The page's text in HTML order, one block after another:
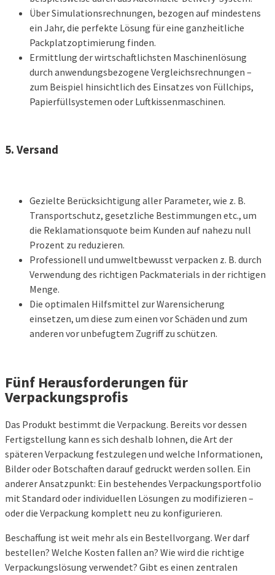
Über Simulationsrechnungen, bezogen auf mindestens
ein Jahr, die perfekte Lösung für eine ganzheitliche
Packplatzoptimierung finden.
Ermittlung der wirtschaftlichsten Maschinenlösung
durch anwendungsbezogene Vergleichsrechnungen –
zum Beispiel hinsichtlich des Einsatzes von Füllchips,
Papierfüllsystemen oder Luftkissenmaschinen.
5. Versand
Gezielte Berücksichtigung aller Parameter, wie z. B.
Transportschutz, gesetzliche Bestimmungen etc., um
die Reklamationsquote beim Kunden auf nahezu null
Prozent zu reduzieren.
Professionell und umweltbewusst verpacken z. B. durch
Verwendung des richtigen Packmaterials in der richtigen
Menge.
Die optimalen Hilfsmittel zur Warensicherung
einsetzen, um diese zum einen vor Schäden und zum
anderen vor unbefugtem Zugriff zu schützen.
Fünf Herausforderungen für
Verpackungsprofis
Das Produkt bestimmt die Verpackung. Bereits vor dessen
Fertigstellung kann es sich deshalb lohnen, die Art der
späteren Verpackung festzulegen und welche Informationen,
Bilder oder Botschaften darauf gedruckt werden sollen. Ein
anderer Ansatzpunkt: Ein bestehendes Verpackungsportfolio
mit Standard oder individuellen Lösungen zu modifizieren –
oder die Verpackung komplett neu zu konfigurieren.
Beschaffung ist weit mehr als ein Bestellvorgang. Wer darf
bestellen? Welche Kosten fallen an? Wie wird die richtige
Verpackungslösung verwendet? Gibt es einen zentralen